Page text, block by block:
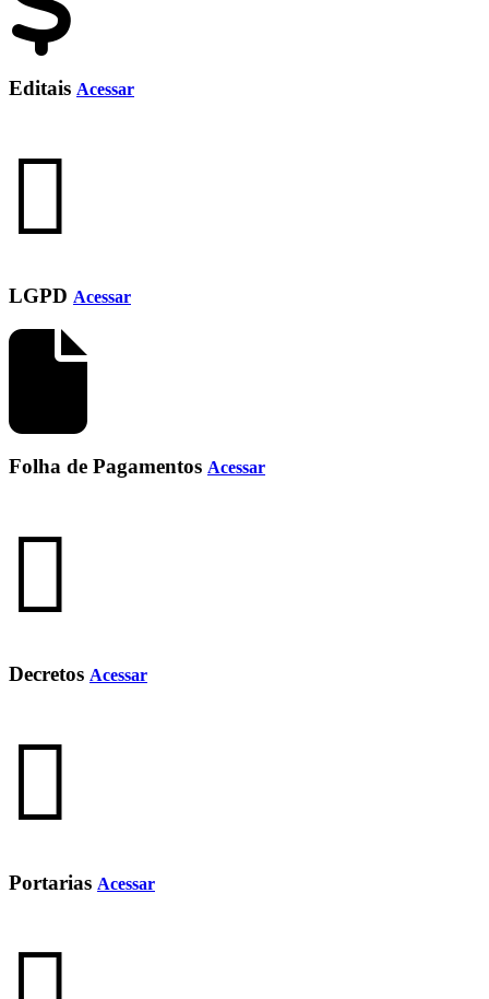
Editais Acessar
LGPD Acessar
Folha de Pagamentos Acessar
Decretos Acessar
Portarias Acessar